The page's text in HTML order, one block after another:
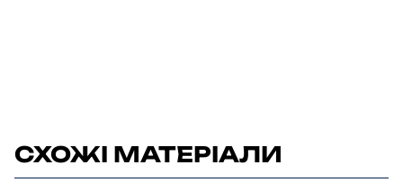
СХОЖІ МАТЕРІАЛИ